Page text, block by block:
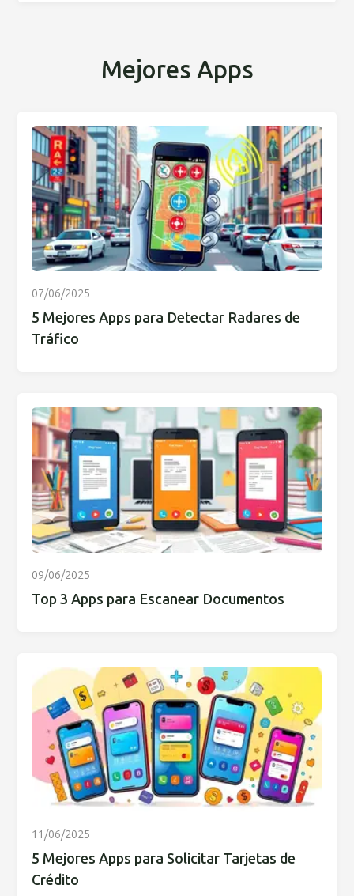
Mejores Apps
07/06/2025
5 Mejores Apps para Detectar Radares de
Tráfico
09/06/2025
Top 3 Apps para Escanear Documentos
11/06/2025
5 Mejores Apps para Solicitar Tarjetas de
Crédito